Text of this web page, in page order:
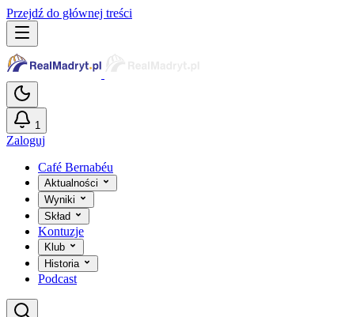
Przejdź do głównej treści
1
Zaloguj
Café Bernabéu
Aktualności
Wyniki
Skład
Kontuzje
Klub
Historia
Podcast